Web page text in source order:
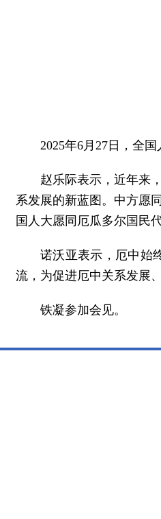
2025年6月27日，全
赵乐际表示，近年来
系发展的新蓝图。中方愿
国人大愿同厄瓜多尔国民
诺沃亚表示，厄中始
流，为促进厄中关系发展
铁凝参加会见。